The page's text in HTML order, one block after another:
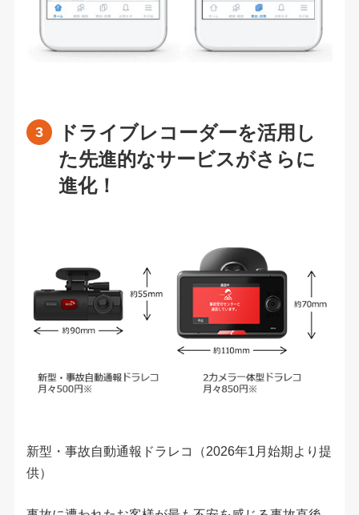
ドライブレコーダーを活用し
た先進的なサービスがさらに
進化！
新型・事故自動通報ドラレコ（2026年1月始期より提
供）